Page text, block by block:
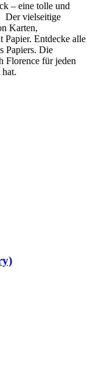
– eine tolle und
Der vielseitige
Karten,
Papier. Entdecke alle
Papiers. Die
Florence für jeden